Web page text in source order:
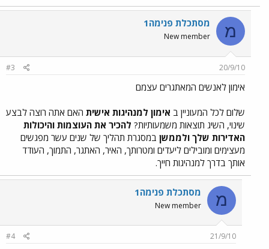
מ מסתכלת פנימה1
New member
20/9/10
#3
אימון לאנשים המאתגרים עצמם
שלום לכל המעוניין ב אימון למנהיגות אישית האם אתה רוצה לבצע
שינוי, השיג תוצאות משמעותיות? להכיר את העוצמות והיכולות
האדירות שלך ולממשן במסגרת תהליך של שנים עשר מפגשים
מעצימים ומובילים ליעדים ומטרותך, האיר, האתגר, התמוך, העודד
אותך בדרך למנהיגות חייך.
מ מסתכלת פנימה1
New member
21/9/10
#4